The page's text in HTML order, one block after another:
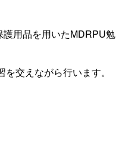
用品を用いたMDRPU勉
交えながら行います。